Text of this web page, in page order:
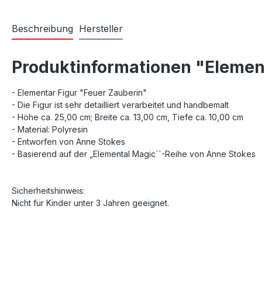
Beschreibung Hersteller
Produktinformationen
- Elementar Figur "Feuer Zauberin"
- Die Figur ist sehr detailliert verarbeitet und handbemalt
- Höhe ca. 25,00 cm; Breite ca. 13,00 cm, Tiefe ca. 10,00 cm
- Material: Polyresin
- Entworfen von Anne Stokes
- Basierend auf der „Elemental Magic``-Reihe von Anne Stokes
Sicherheitshinweis:
Nicht für Kinder unter 3 Jahren geeignet.